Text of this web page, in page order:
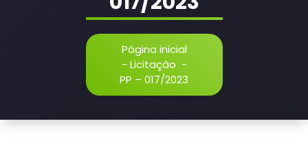
Página inicial
- Licitação -
PP – 017/2023